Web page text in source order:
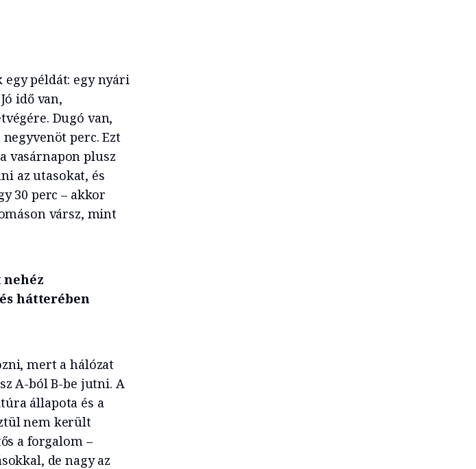
példát: egy nyári
idő van,
Dugó van,
perc. Ezt
vasárnapon plusz
az utasokat, és
30 perc – akkor
vársz, mint
nehéz
hátterében
mert a hálózat
A-ból B-be jutni. A
állapota és a
nem került
a forgalom –
de nagy az